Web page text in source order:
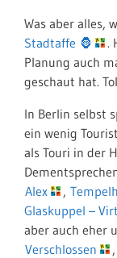
Was aber alles,
Stadtaffe 🦍
.
Planung auch
geschaut hat.
In Berlin selbst
ein wenig
als Touri in der
Alex
,
Glaskuppel –
aber auch eher
Verschlossen
,